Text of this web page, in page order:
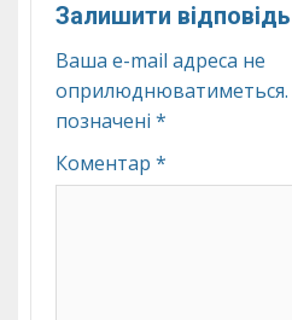
Залишити відповідь
Ваша e-mail адреса не
оприлюднюватиметься.
позначені *
Коментар *